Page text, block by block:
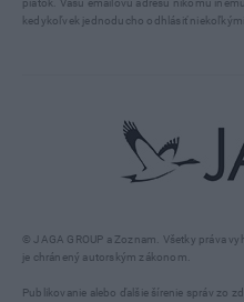
© JAGA GROUP a Zoznam. Všetky práva
je chránený autorským zákonom.
Publikovanie alebo ďalšie šírenie správ zo
piatok. Vašu emailovú adresu nikomu
kedykoľvek jednoducho odhlásiť niekoľkými